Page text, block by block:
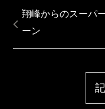
翔峰からのスーパ
ーン